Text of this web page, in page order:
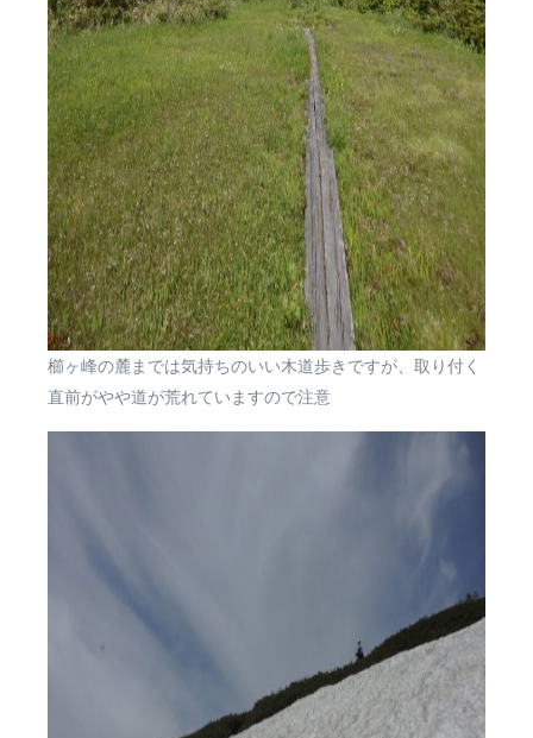
櫛ヶ峰の麓までは気持ちのいい木道歩きですが、取り付く
直前がやや道が荒れていますので注意